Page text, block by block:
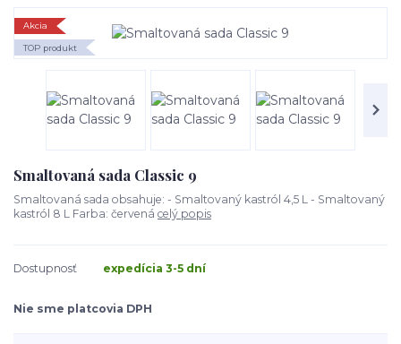
Akcia
TOP produkt
Smaltovaná sada Classic 9
Smaltovaná sada obsahuje: - Smaltovaný kastról 4,5 L - Smaltovaný
kastról 8 L Farba: červená celý popis
Dostupnosť expedícia 3-5 dní
Nie sme platcovia DPH